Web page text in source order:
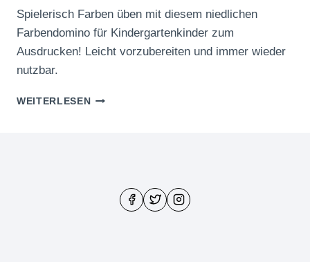
Spielerisch Farben üben mit diesem niedlichen
Farbendomino für Kindergartenkinder zum
Ausdrucken! Leicht vorzubereiten und immer wieder
nutzbar.
WEITERLESENFARBENDOMINO